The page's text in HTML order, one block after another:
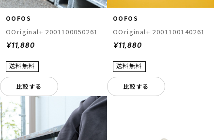
OOFOS
OOriginal+ 2001100050261
¥11,880
比較する
OOFOS
OOriginal+ 2001100140261
¥11,880
比較する